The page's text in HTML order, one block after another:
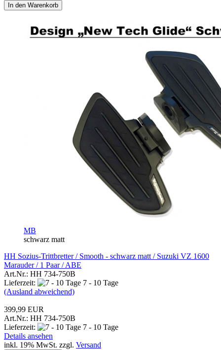
In den Warenkorb
MB
schwarz matt
HH Sozius-Trittbretter / Smooth - schwarz matt / Suzuki VZ 1600
Marauder / 1 Paar / ABE
Art.Nr.: HH 734-750B
Lieferzeit:
7 - 10 Tage
(Ausland abweichend)
399,99 EUR
Art.Nr.: HH 734-750B
Lieferzeit:
7 - 10 Tage
Details ansehen
inkl. 19% MwSt. zzgl. Versand